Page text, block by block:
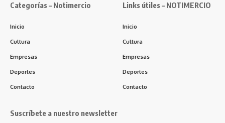
Categorías – Notimercio
Inicio
Cultura
Empresas
Deportes
Contacto
Links útiles – NOTIMERCIO
Inicio
Cultura
Empresas
Deportes
Contacto
Suscríbete a nuestro newsletter